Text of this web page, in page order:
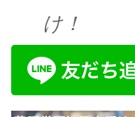
け！